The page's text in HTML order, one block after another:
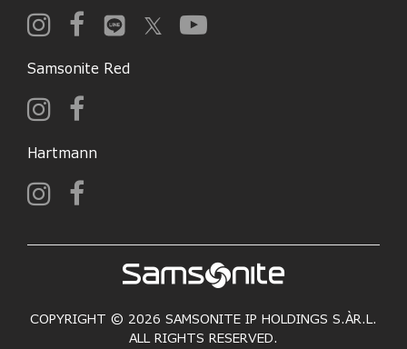
Samsonite Red
Hartmann
COPYRIGHT © 2026 SAMSONITE IP HOLDINGS S.ÀR.L.
ALL RIGHTS RESERVED.